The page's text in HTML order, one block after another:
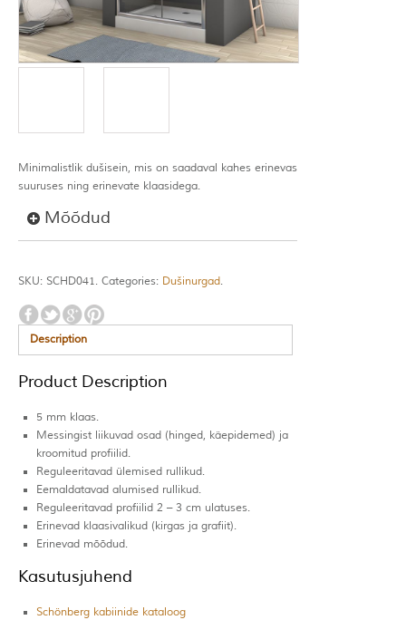
Minimalistlik dušisein, mis on saadaval kahes erinevas
suuruses ning erinevate klaasidega.
Mõõdud
SKU: SCHD041. Categories: Dušinurgad.
Description
Product Description
5 mm klaas.
Messingist liikuvad osad (hinged, käepidemed) ja
kroomitud profiilid.
Reguleeritavad ülemised rullikud.
Eemaldatavad alumised rullikud.
Reguleeritavad profiilid 2 – 3 cm ulatuses.
Erinevad klaasivalikud (kirgas ja grafiit).
Erinevad mõõdud.
Kasutusjuhend
Schönberg kabiinide kataloog